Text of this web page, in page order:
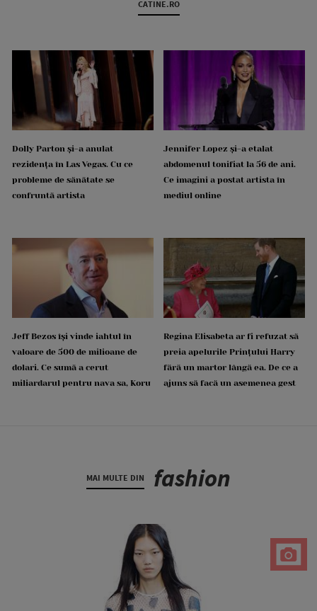
CATINE.RO
Dolly Parton și-a anulat
rezidența în Las Vegas. Cu ce
probleme de sănătate se
confruntă artista
Jennifer Lopez și-a etalat
abdomenul tonifiat la 56 de ani.
Ce imagini a postat artista în
mediul online
Jeff Bezos își vinde iahtul în
valoare de 500 de milioane de
dolari. Ce sumă a cerut
miliardarul pentru nava sa, Koru
Regina Elisabeta ar fi refuzat să
preia apelurile Prințului Harry
fără un martor lângă ea. De ce a
ajuns să facă un asemenea gest
MAI MULTE DIN fashion